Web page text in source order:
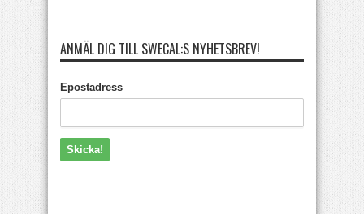
ANMÄL DIG TILL SWECAL:S NYHETSBREV!
Epostadress